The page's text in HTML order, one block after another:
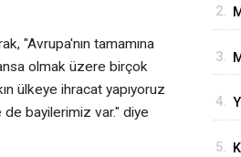
"Avrupa'nın tamamına
olmak üzere birçok
ülkeye ihracat yapıyoruz
de bayilerimiz var." diye
2.
3.
4.
5.